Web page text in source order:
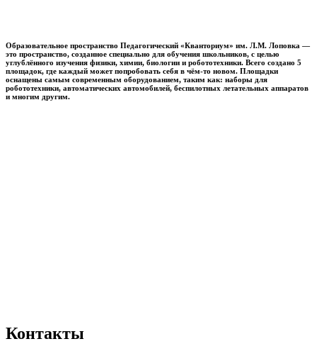
Образовательное пространство Педагогический «Кванториум» им. Л.М. Лоповка —
это пространство, созданное специально для обучения школьников, с целью
углублённого изучения физики, химии, биологии и робототехники. Всего создано 5
площадок, где каждый может попробовать себя в чём-то новом. Площадки
оснащены самым современным оборудованием, таким как: наборы для
робототехники, автоматических автомобилей, беспилотных летательных аппаратов
и многим другим.
Контакты